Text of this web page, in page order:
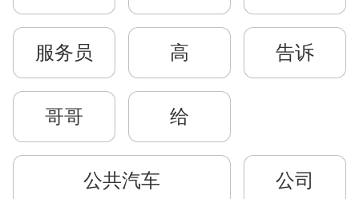
服务员 高 告诉
哥哥 给
公共汽车 公司